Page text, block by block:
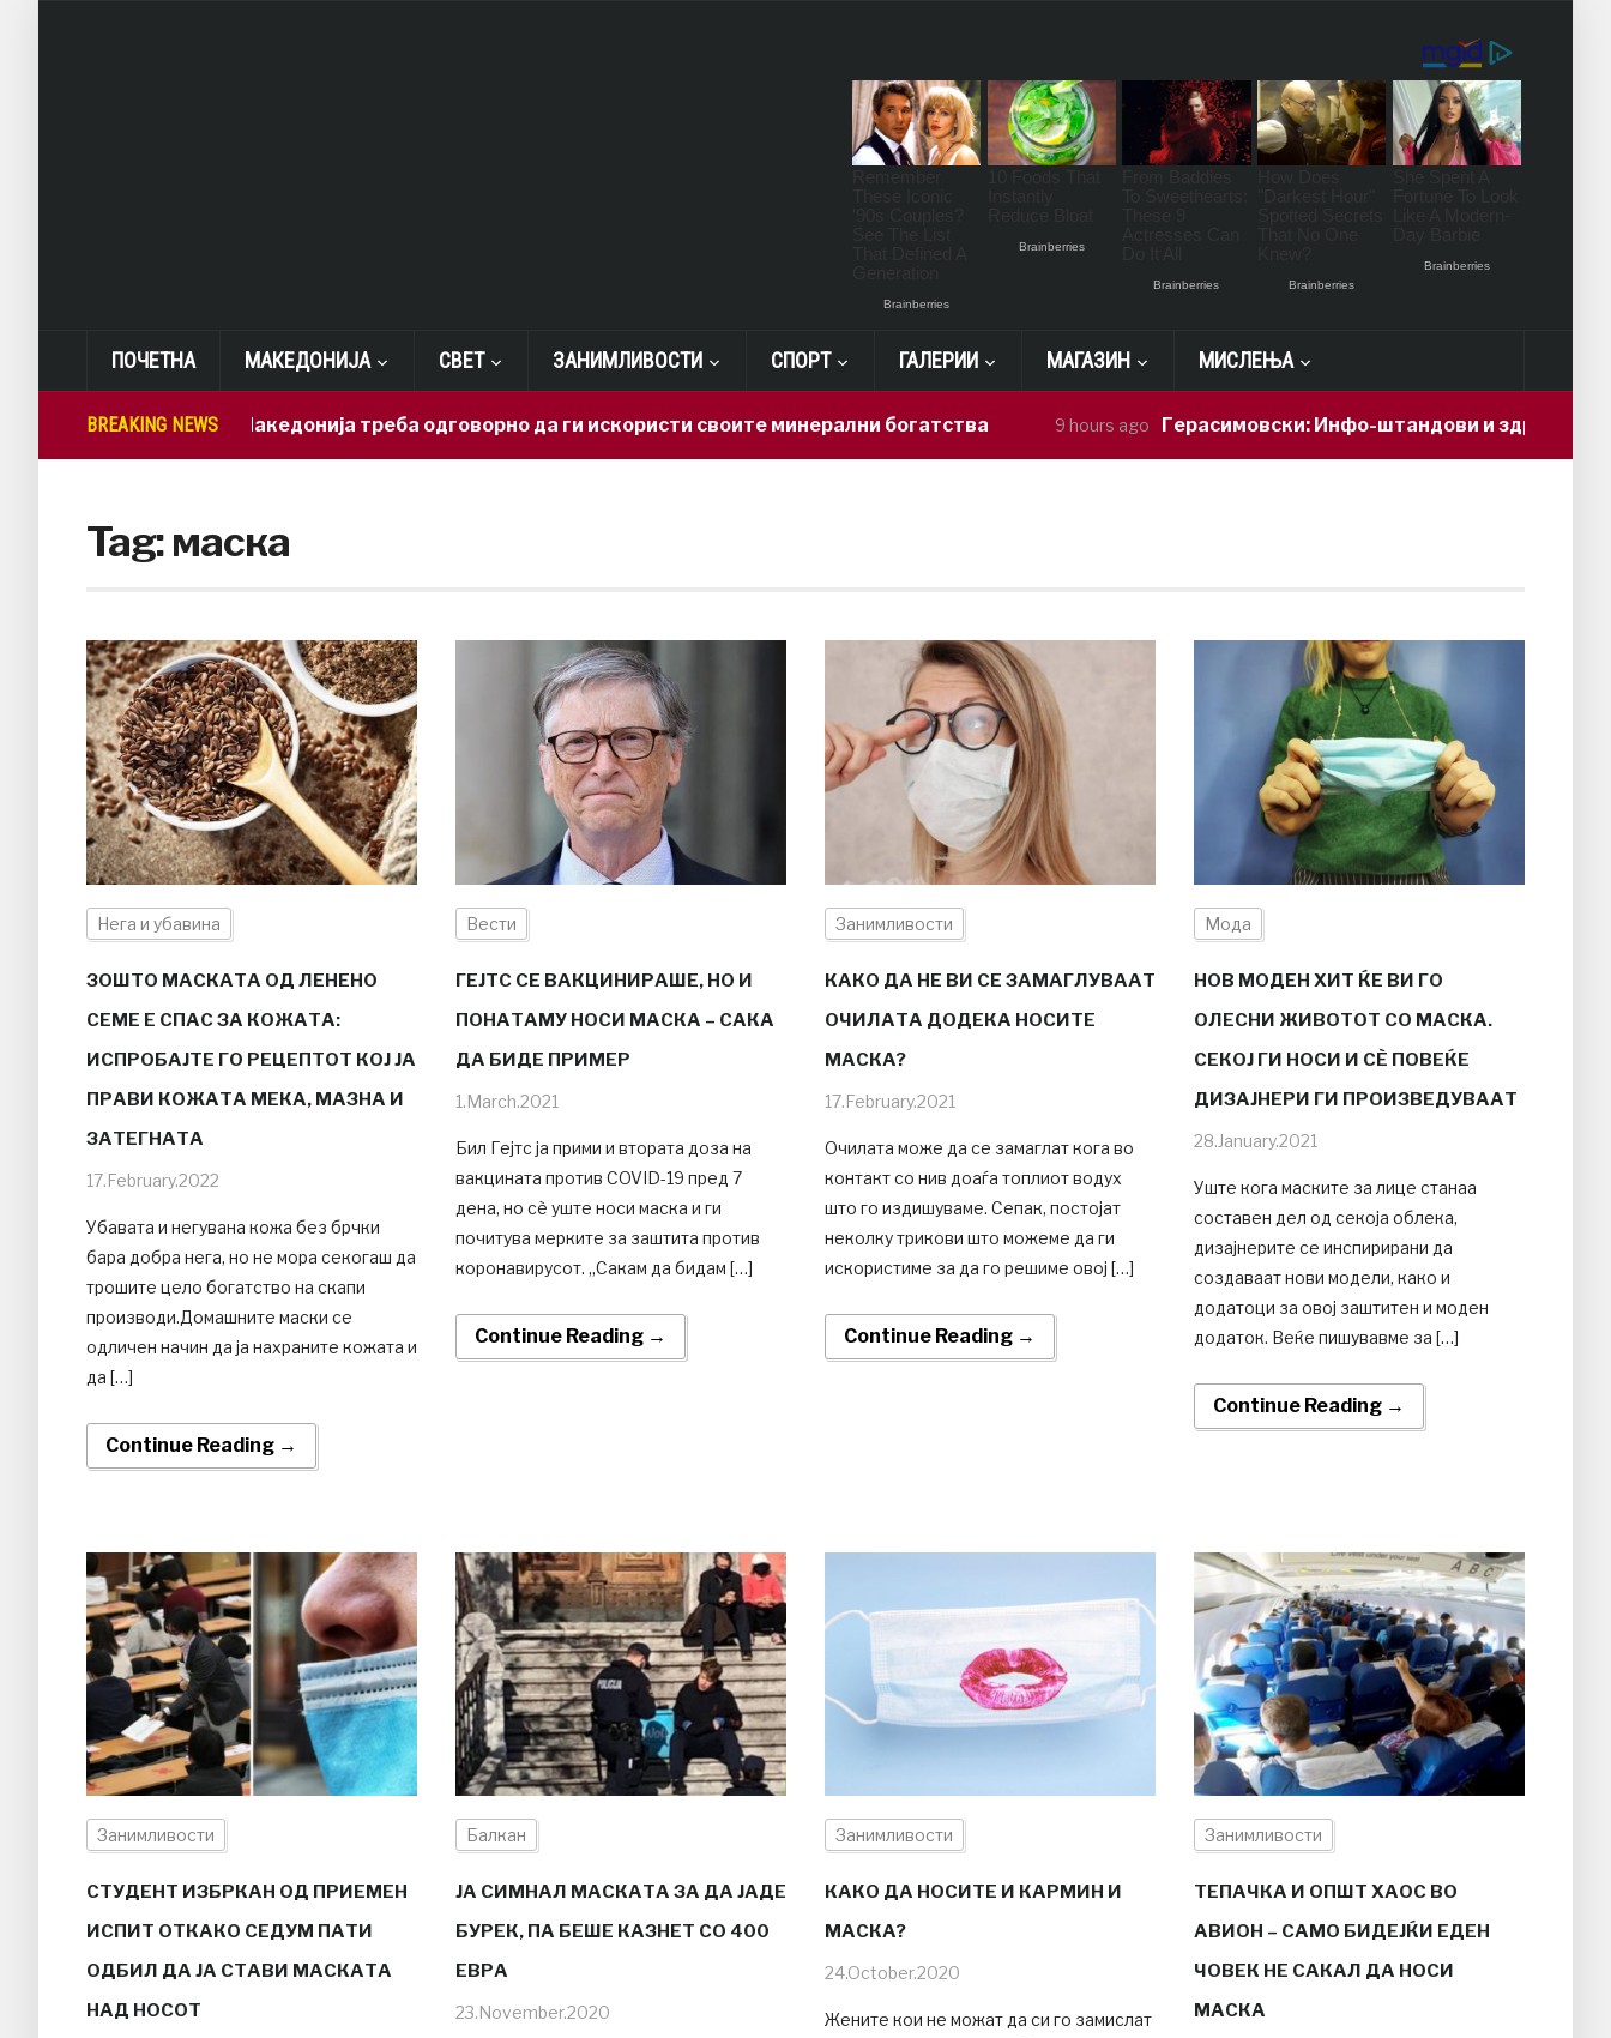
ПОЧЕТНА МАКЕДОНИЈА СВЕТ ЗАНИМЛИВОСТИ СПОРТ ГАЛЕРИИ МАГАЗИН МИСЛЕЊА
BREAKING NEWS
Лепиткова: Македонија треба одговорно да ги искористи своите минерални богатства 9 hours ago Герасимовски: Инфо-штандови и здравствени
Tag:маска
Нега и убавина
ЗОШТО МАСКАТА ОД ЛЕНЕНО
СЕМЕ Е СПАС ЗА КОЖАТА:
ИСПРОБАЈТЕ ГО РЕЦЕПТОТ КОЈ ЈА
ПРАВИ КОЖАТА МЕКА, МАЗНА И
ЗАТЕГНАТА
17.February.2022
Убавата и негувана кожа без брчки
бара добра нега, но не мора секогаш да
трошите цело богатство на скапи
производи.Домашните маски се
одличен начин да ја нахраните кожата и
да […]
Continue Reading →
Вести
ГЕЈТС СЕ ВАКЦИНИРАШЕ, НО И
ПОНАТАМУ НОСИ МАСКА – САКА
ДА БИДЕ ПРИМЕР
1.March.2021
Бил Гејтс ја прими и втората доза на
вакцината против COVID-19 пред 7
дена, но сè уште носи маска и ги
почитува мерките за заштита против
коронавирусот. „Сакам да бидам […]
Continue Reading →
Занимливости
КАКО ДА НЕ ВИ СЕ ЗАМАГЛУВААТ
ОЧИЛАТА ДОДЕКА НОСИТЕ
МАСКА?
17.February.2021
Очилата може да се замаглат кога во
контакт со нив доаѓа топлиот водух
што го издишуваме. Сепак, постојат
неколку трикови што можеме да ги
искористиме за да го решиме овој […]
Continue Reading →
Мода
НОВ МОДЕН ХИТ ЌЕ ВИ ГО
ОЛЕСНИ ЖИВОТОТ СО МАСКА.
СЕКОЈ ГИ НОСИ И СÈ ПОВЕЌЕ
ДИЗАЈНЕРИ ГИ ПРОИЗВЕДУВААТ
28.January.2021
Уште кога маските за лице станаа
составен дел од секоја облека,
дизајнерите се инспирирани да
создаваат нови модели, како и
додатоци за овој заштитен и моден
додаток. Веќе пишувавме за […]
Continue Reading →
Занимливости
СТУДЕНТ ИЗБРКАН ОД ПРИЕМЕН
ИСПИТ ОТКАКО СЕДУМ ПАТИ
ОДБИЛ ДА ЈА СТАВИ МАСКАТА
НАД НОСОТ
Балкан
ЈА СИМНАЛ МАСКАТА ЗА ДА ЈАДЕ
БУРЕК, ПА БЕШЕ КАЗНЕТ СО 400
ЕВРА
23.November.2020
Занимливости
КАКО ДА НОСИТЕ И КАРМИН И
МАСКА?
24.October.2020
Жените кои не можат да си го замислат
Занимливости
ТЕПАЧКА И ОПШТ ХАОС ВО
АВИОН – САМО БИДЕЈЌИ ЕДЕН
ЧОВЕК НЕ САКАЛ ДА НОСИ
МАСКА